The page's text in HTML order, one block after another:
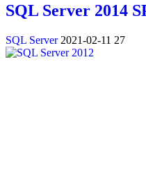
SQL Server 2014
SQL Server 2021-02-11 27